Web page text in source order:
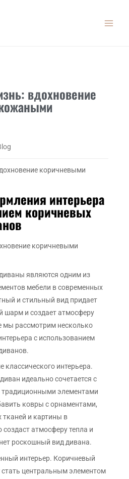
вдохновение
коричневыми
интерьера
коричневых
коричневыми
являются одним из
мебели в современных
и стильный вид придает
шарм и создает атмосферу
мы рассмотрим несколько
с использованием
классического интерьера.
идеально сочетается с
элементами
ковры с орнаментами,
и картины в
атмосферу тепла и
роскошный вид дивана.
интерьер. Коричневый
центральным элементом